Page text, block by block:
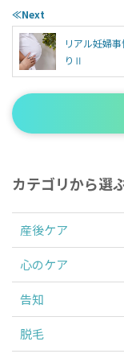
≪Next
リアル妊婦
りⅡ
カテゴリから選
産後ケア
心のケア
告知
脱毛